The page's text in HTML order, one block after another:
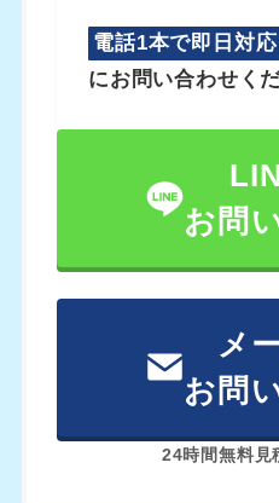
電話1本で即日対応
にお問い合わせく
お問
メ
お問
24時間無料見